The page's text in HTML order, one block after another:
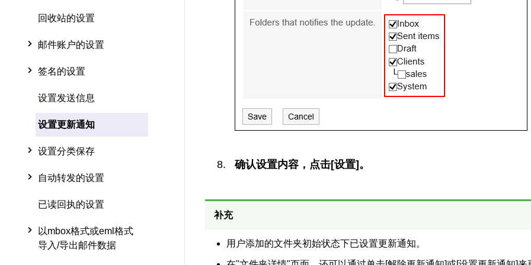
回收站的设置
邮件账户的设置
签名的设置
设置发送信息
设置更新通知
设置分类保存
自动转发的设置
已读回执的设置
以mbox格式或eml格式
导入/导出邮件数据
确认设置内容，点击[设置]。
补充
用户添加的文件夹初始状态下已设置更新通知。